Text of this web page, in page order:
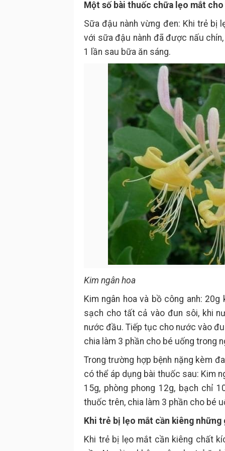
Một số bài thuốc chữa lẹo mắt cho
Sữa đậu nành vừng đen: Khi trẻ bị
với sữa đậu nành đã được nấu
1 lần sau bữa ăn sáng.
Kim ngân hoa
Kim ngân hoa và bồ công anh:
sạch cho tất cả vào đun sôi, khi
nước đầu. Tiếp tục cho nước vào
chia làm 3 phần cho bé uống trong
Trong trường hợp bệnh nặng kèm
có thể áp dụng bài thuốc sau: Kim
15g, phòng phong 12g, bạch chỉ
thuốc trên, chia làm 3 phần cho bé
Khi trẻ bị lẹo mắt cần kiêng những
Khi trẻ bị lẹo mắt cần kiêng chất